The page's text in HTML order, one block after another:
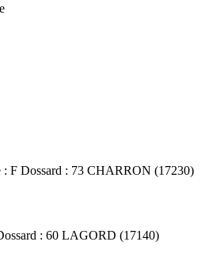
: F Dossard : 73 CHARRON (17230)
: 60 LAGORD (17140)